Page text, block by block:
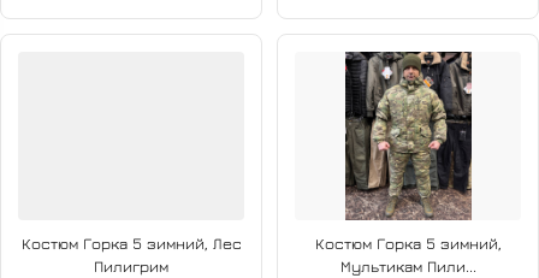
Костюм Горка 5 зимний, Лес
Пилигрим
Костюм Горка 5 зимний,
Мультикам Пили...